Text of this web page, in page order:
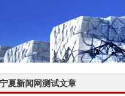
宁夏新闻网测试文章